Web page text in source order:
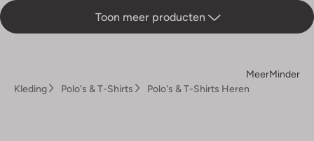
Toon meer producten
MeerMinder
Kleding
Polo's & T-Shirts Polo's & T-Shirts Heren